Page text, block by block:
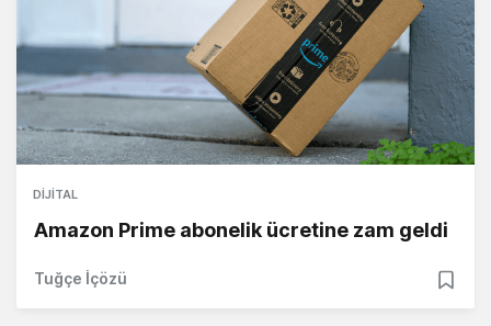
DIJITAL
Amazon Prime abonelik ücretine zam geldi
Tuğçe İçözü